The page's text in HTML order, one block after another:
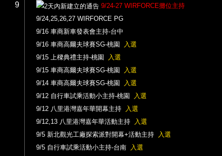
9
9/24-27 WIRFORCE攤位主持
9/24,25,26,27 WIRFORCE PG
9/16 車商新車發表會主持-台中
9/16 車商高爾夫球賽SG-桃園
入選
9/15 上樑典禮主持-桃園
入選
9/15 車商高爾夫球賽SG-桃園
入選
9/14 車商高爾夫球賽SG-桃園
入選
9/12 自行車試乘活動小主持-桃園
入選
9/12 八里港灣嘉年華開幕主持
入選
9/12,13 八里港灣嘉年華活動主持
入選
9/5 新北觀光工廠探索派對開幕+活動主持
入選
9/5 自行車試乘活動小主持-台南
入選